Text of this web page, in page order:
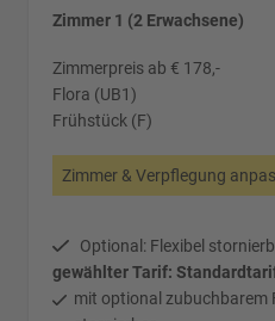
Zimmer 1 (2 Erwachsene)
Zimmerpreis ab € 178,-
Flora (UB1)
Frühstück (F)
Zimmer & Verpflegung
Optional: Flexibel
gewählter Tarif:
mit optional zubuchbarem